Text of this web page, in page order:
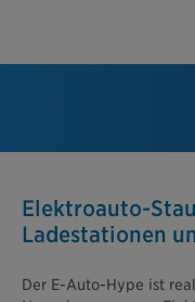
Elektroauto-
Ladestationen
Der E-Auto-Hype ist